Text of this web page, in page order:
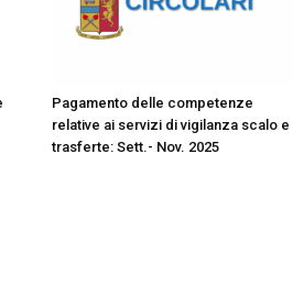
Pagamento delle competenze
relative ai servizi di vigilanza scalo e
trasferte: Sett.- Nov. 2025